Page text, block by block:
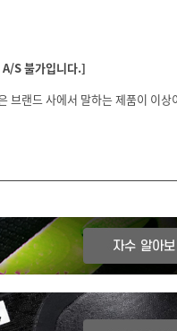
S 불가입니다.]
브랜드 사에서 말하는 제품이 이상